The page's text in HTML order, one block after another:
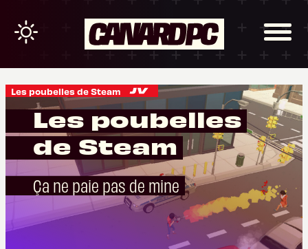
Les poubelles de Steam
Les poubelles
de Steam
Ça ne paie pas de mine